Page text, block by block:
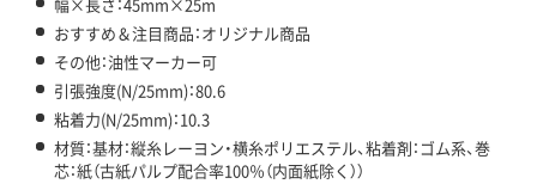
おすすめ＆注目商品：オリジナル商品
その他：油性マーカー可
引張強度(N/25mm)：80.6
粘着力(N/25mm)：10.3
材質：基材：縦糸レーヨン・横糸ポリエステル、粘着剤：ゴム系、巻
芯：紙（古紙パルプ配合率100％（内面紙除く））